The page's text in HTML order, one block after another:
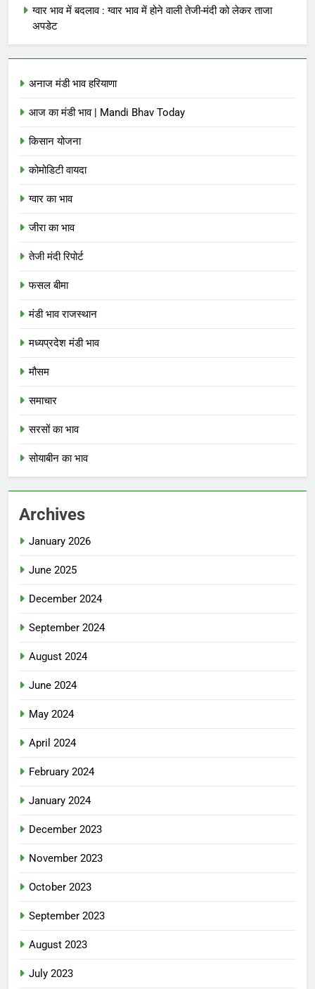
ग्वार भाव में बदलाव : ग्वार भाव में होने वाली तेजी-मंदी को लेकर ताजा
अपडेट
अनाज मंडी भाव हरियाणा
आज का मंडी भाव | Mandi Bhav Today
किसान योजना
कोमोडिटी वायदा
ग्वार का भाव
जीरा का भाव
तेजी मंदी रिपोर्ट
फसल बीमा
मंडी भाव राजस्थान
मध्यप्रदेश मंडी भाव
मौसम
समाचार
सरसों का भाव
सोयाबीन का भाव
Archives
January 2026
June 2025
December 2024
September 2024
August 2024
June 2024
May 2024
April 2024
February 2024
January 2024
December 2023
November 2023
October 2023
September 2023
August 2023
July 2023